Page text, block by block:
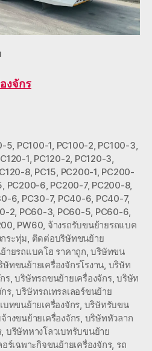
งจักร
5, PC100-1, PC100-2, PC100-3,
1, PC120-2, PC120-3,
8, PC15, PC200-1, PC200-
, PC200-6, PC200-7, PC200-8,
6, PC30-7, PC40-6, PC40-7,
2, PC60-3, PC60-5, PC60-6,
, PW60, จ้างรถรับขนย้ายรถแบค
ระทุ่ม, ติดต่อบริษัทขนย้าย
ายรถแบคโฮ ราคาถูก,บริษัทขน
ษัทขนย้ายเครื่องจักรโรงาน, บริษัท
ร,บริษัทรถขนย้ายเครื่องจักร,บริษัท
ร,บริษัทรถเทรลเลอร์ขนย้าย
บทขนย้ายเครื่องจักร, บริษัทรับขน
างขนย้ายเครื่องจักร, บริษัทหัวลาก
, บริษัทหางโลวเบทรับขนย้าย
ร์เฉพาะกิจขนย้ายเครื่องจักร, รถ